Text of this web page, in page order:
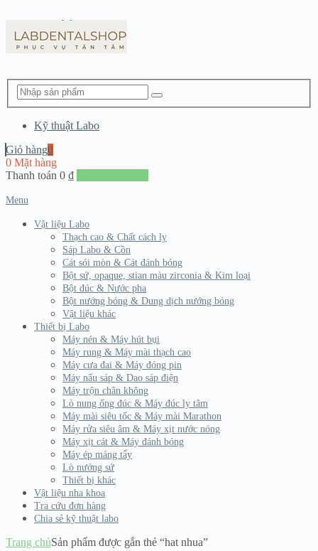
Kỹ thuật Labo
Giỏ hàng0
0 Mặt hàng
Thanh toán 0 ₫
Menu
Vật liệu Labo
Thạch cao & Chất cách ly
Sáp Labo & Cồn
Cát sói mòn & Cát đánh bóng
Bột sứ, opaque, stian màu zirconia & Kim loại
Bột đúc & Nước pha
Bột nướng bóng & Dung dịch nướng bóng
Vật liệu khác
Thiết bị Labo
Máy nén & Máy hút bụi
Máy rung & Máy mài thạch cao
Máy cưa đai & Máy đóng pin
Máy nấu sáp & Dao sáp điện
Máy trộn chân không
Lò nung ống đúc & Máy đúc ly tâm
Máy mài siêu tốc & Máy mài Marathon
Máy rửa siêu âm & Máy xịt nước nóng
Máy xịt cát & Máy đánh bóng
Máy ép máng tẩy
Lò nướng sứ
Thiết bị khác
Vật liệu nha khoa
Tra cứu đơn hàng
Chia sẻ kỹ thuật labo
Trang chủSản phẩm được gắn thẻ “hat nhua”